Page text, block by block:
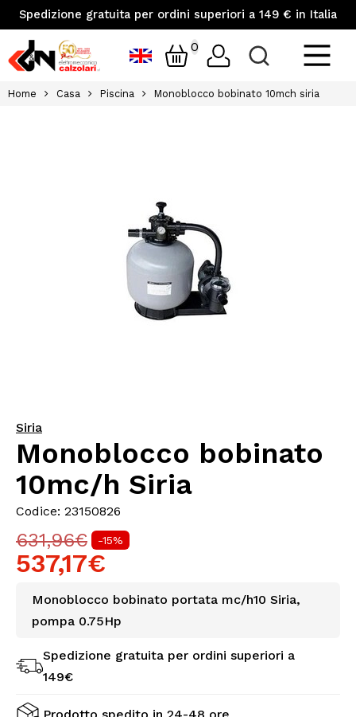
Spedizione gratuita per ordini superiori a 149 € in Italia
0
Home Casa Piscina Monoblocco bobinato 10mch siria
Siria
Monoblocco bobinato
10mc/h Siria
Codice: 23150826
631,96€ -15%
537,17€
Monoblocco bobinato portata mc/h10 Siria,
pompa 0.75Hp
Spedizione gratuita per ordini superiori a
149€